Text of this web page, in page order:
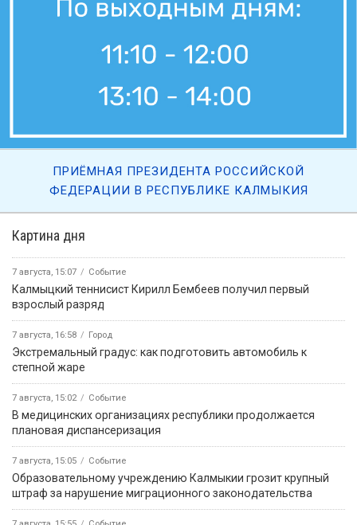
Картина дня
7 августа, 15:07 Событие
Калмыцкий теннисист Кирилл Бембеев получил первый
взрослый разряд
7 августа, 16:58 Город
Экстремальный градус: как подготовить автомобиль к
степной жаре
7 августа, 15:02 Событие
В медицинских организациях республики продолжается
плановая диспансеризация
7 августа, 15:05 Событие
Образовательному учреждению Калмыкии грозит крупный
штраф за нарушение миграционного законодательства
ПРИЁМНАЯ ПРЕЗИДЕНТА РОССИЙСКОЙ
ФЕДЕРАЦИИ В РЕСПУБЛИКЕ КАЛМЫКИЯ